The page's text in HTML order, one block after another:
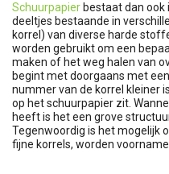
Schuurpapier bestaat dan ook
deeltjes bestaande in
korrel) van diverse harde
worden gebruikt om een
maken of het weg halen van
begint met doorgaans met
nummer van de korrel kleiner
op het schuurpapier zit.
heeft is het een grove
Tegenwoordig is het mogelijk
fijne korrels, worden